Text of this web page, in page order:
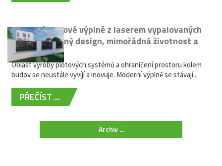
Moderní plotové výplně z laserem vypalovaných
kovů: výjimečný design, mimořádná životnost a
žádná údržba
Oblast výroby plotových systémů a ohraničení prostoru kolem
budov se neustále vyvíjí a inovuje. Moderní výplně se stávají...
PŘEČÍST ...
Archiv ...